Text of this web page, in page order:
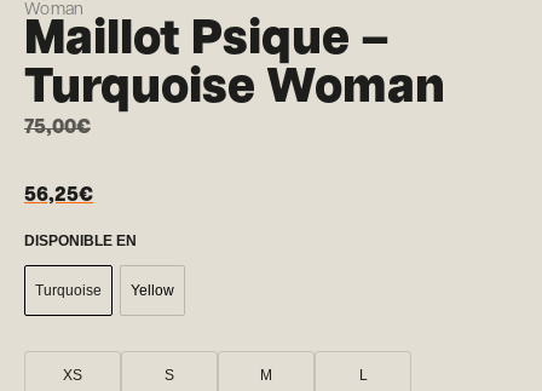
Woman
Maillot Psique –
Turquoise Woman
75,00€
56,25€
DISPONIBLE EN
Turquoise Yellow
XS S M L